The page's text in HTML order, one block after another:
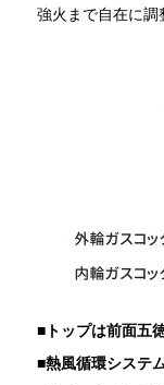
強火まで自在に調
■ トップは前面五
■熱風循環システ